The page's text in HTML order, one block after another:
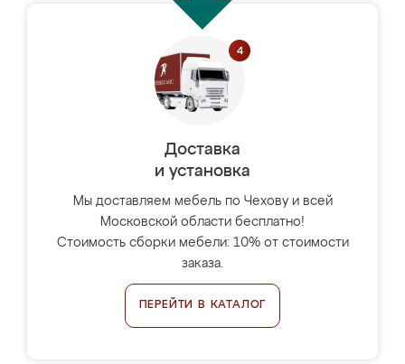
Доставка
и установка
Мы доставляем мебель по Чехову и всей
Московской области бесплатно!
Стоимость сборки мебели: 10% от стоимости
заказа.
ПЕРЕЙТИ В КАТАЛОГ